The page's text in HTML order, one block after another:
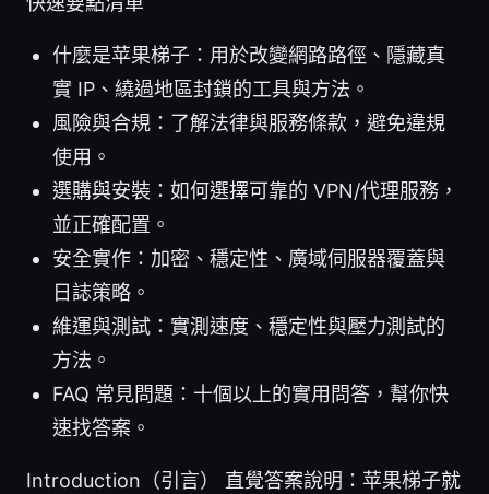
什麼是苹果梯子：用於改變網路路徑、隱藏真
實 IP、繞過地區封鎖的工具與方法。
風險與合規：了解法律與服務條款，避免違規
使用。
選購與安裝：如何選擇可靠的 VPN/代理服務，
並正確配置。
安全實作：加密、穩定性、廣域伺服器覆蓋與
日誌策略。
維運與測試：實測速度、穩定性與壓力測試的
方法。
FAQ 常見問題：十個以上的實用問答，幫你快
速找答案。
Introduction（引言） 直覺答案說明：苹果梯子就